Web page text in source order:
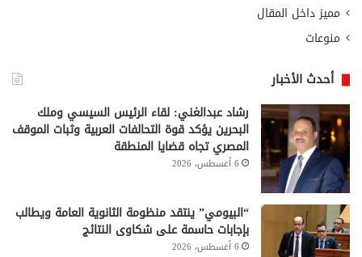
مميز داخل المقال
منوعات
أحدث الأخبار
رشاد عبدالغني: لقاء الرئيس السيسي وملك
البحرين يؤكد قوة التحالفات العربية وثبات الموقف
المصري تجاه قضايا المنطقة
6 أغسطس، 2026
“البيومي” ينتقد منظومة الثانوية العامة ويطالب
بإجابات حاسمة على شكاوى النتائج
6 أغسطس، 2026